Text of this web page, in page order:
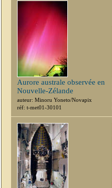
Aurore australe observée en
Nouvelle-Zélande
auteur: Minoru Yoneto/Novapix
réf: t-met01-30101